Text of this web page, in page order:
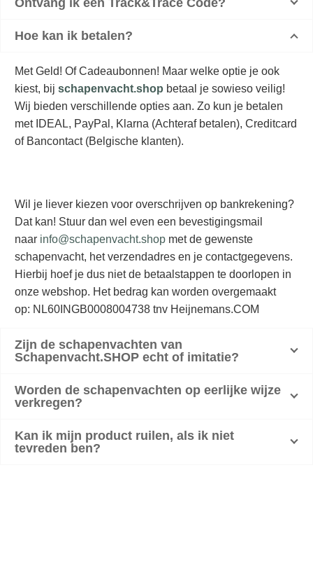
Hoe kan ik betalen?
Met Geld! Of Cadeaubonnen! Maar welke optie je ook
kiest, bij schapenvacht.shop betaal je sowieso veilig!
Wij bieden verschillende opties aan. Zo kun je betalen
met IDEAL, PayPal, Klarna (Achteraf betalen), Creditcard
of Bancontact (Belgische klanten).
Wil je liever kiezen voor overschrijven op bankrekening?
Dat kan! Stuur dan wel even een bevestigingsmail
naar info@schapenvacht.shop met de gewenste
schapenvacht, het verzendadres en je contactgegevens.
Hierbij hoef je dus niet de betaalstappen te doorlopen in
onze webshop. Het bedrag kan worden overgemaakt
op: NL60INGB0008004738 tnv Heijnemans.COM
Zijn de schapenvachten van
Schapenvacht.SHOP echt of imitatie?
Worden de schapenvachten op eerlijke wijze
verkregen?
Kan ik mijn product ruilen, als ik niet
tevreden ben?